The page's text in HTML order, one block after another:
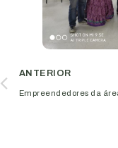
ANTERIOR